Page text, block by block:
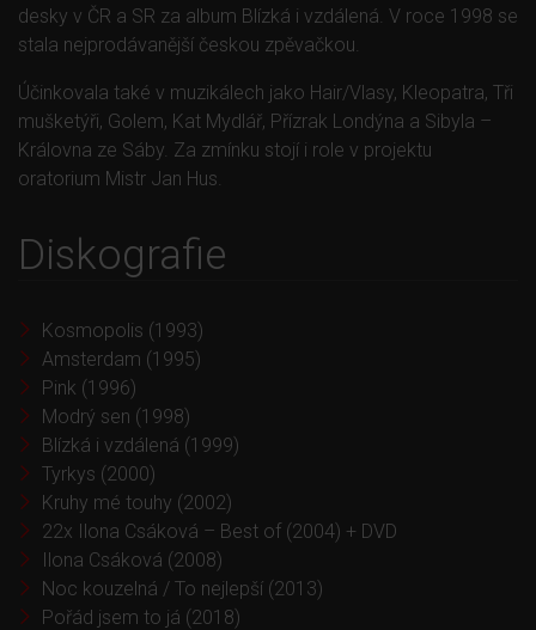
desky v ČR a SR za album Blízká i vzdálená. V roce 1998 se
stala nejprodávanější českou zpěvačkou.
Účinkovala také v muzikálech jako Hair/Vlasy, Kleopatra, Tři
mušketýři, Golem, Kat Mydlář, Přízrak Londýna a Sibyla –
Královna ze Sáby. Za zmínku stojí i role v projektu
oratorium Mistr Jan Hus.
Diskografie
Kosmopolis (1993)
Amsterdam (1995)
Pink (1996)
Modrý sen (1998)
Blízká i vzdálená (1999)
Tyrkys (2000)
Kruhy mé touhy (2002)
22x Ilona Csáková – Best of (2004) + DVD
Ilona Csáková (2008)
Noc kouzelná / To nejlepší (2013)
Pořád jsem to já (2018)